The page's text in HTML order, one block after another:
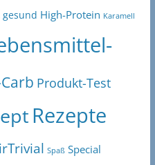
gesund High-Protein Karamell
Produkt-Test
Rezepte
Spaß Special